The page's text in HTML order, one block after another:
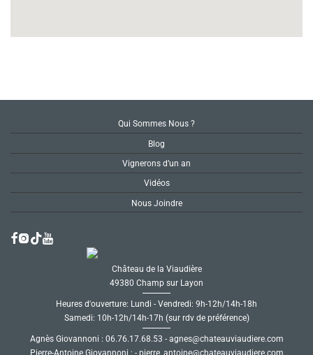
Qui Sommes Nous ?
Blog
Vignerons d’un an
Vidéos
Nous Joindre
Château de la Viaudière
49380 Champ sur Layon
Heures d'ouverture: Lundi - Vendredi: 9h-12h/14h-18h
Samedi: 10h-12h/14h-17h (sur rdv de préférence)
Agnès Giovannoni : moc.ereiduaivuaetahc@senga
-
35.86.71.67.60
Pierre-Antoine Giovannoni :
moc.ereiduaivuaetahc@eniotna_erreip
-